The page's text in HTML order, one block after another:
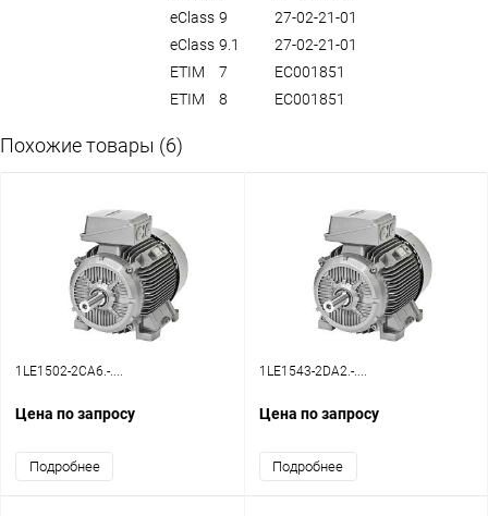
eClass 9
27-02-21-01
eClass 9.1
27-02-21-01
ETIM
7
EC001851
ETIM
8 EC001851
Похожие товары (6)
1LE1502-2CA6.-....
Цена по запросу
Подробнее
1LE1543-2DA2.-....
Цена по запросу
Подробнее